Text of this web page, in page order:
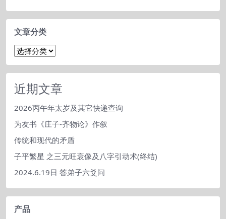
文章分类
文
分
类
近期文章
2026丙午年太岁及其它快递查询
为友书《庄子-齐物论》作叙
传统和现代的矛盾
子平繁星 之三元旺衰像及八字引动术(终结)
2024.6.19日 答弟子六爻问
产品